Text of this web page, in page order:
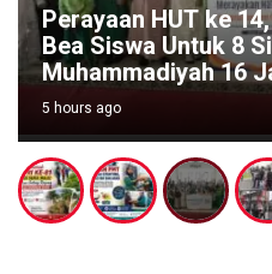
Perayaan HUT ke
Bea Siswa Untuk 8
Muhammadiyah 16
5 hours ago